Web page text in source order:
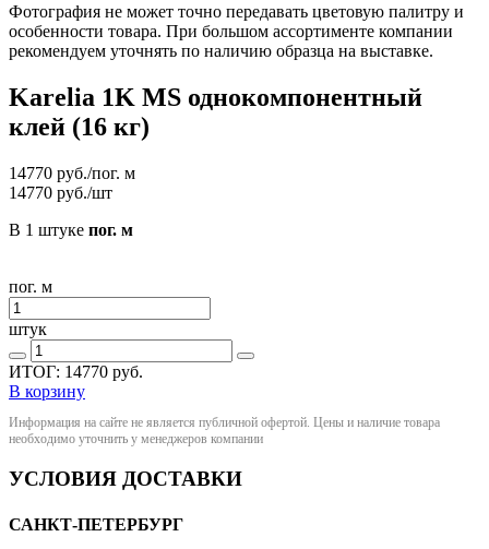
Фотография не может точно передавать цветовую палитру и
особенности товара. При большом ассортименте компании
рекомендуем уточнять по наличию образца на выставке.
Karelia 1K MS однокомпонентный
клей (16 кг)
14770 руб./пог. м
14770 руб./шт
В 1 штуке пог. м
пог. м
штук
ИТОГ: 14770 руб.
В корзину
Информация на сайте не является публичной офертой. Цены и наличие товара
необходимо уточнить у менеджеров компании
УСЛОВИЯ ДОСТАВКИ
САНКТ-ПЕТЕРБУРГ